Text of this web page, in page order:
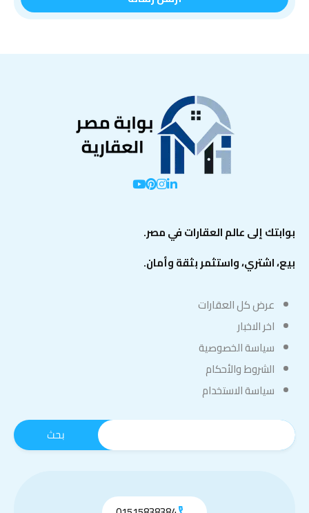
بوابتك إلى عالم العقارات في مصر.
بيع، اشتري، واستثمر بثقة وأمان.
عرض كل العقارات
اخر الاخبار
سياسة الخصوصية
الشروط والأحكام
سياسة الاستخدام